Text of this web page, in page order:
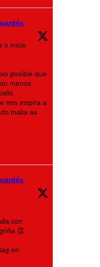
o inicio
posible que
menos
nos inspira a
malia as
con
👏
en